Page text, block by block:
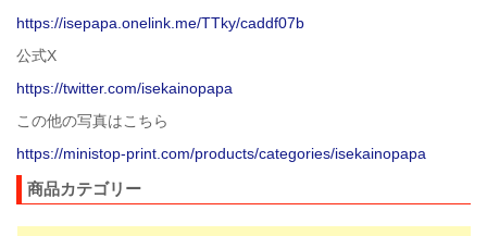
https://isepapa.onelink.me/TTky/caddf07b
公式X
https://twitter.com/isekainopapa
この他の写真はこちら
https://ministop-print.com/products/categories/isekainopapa
商品カテゴリー